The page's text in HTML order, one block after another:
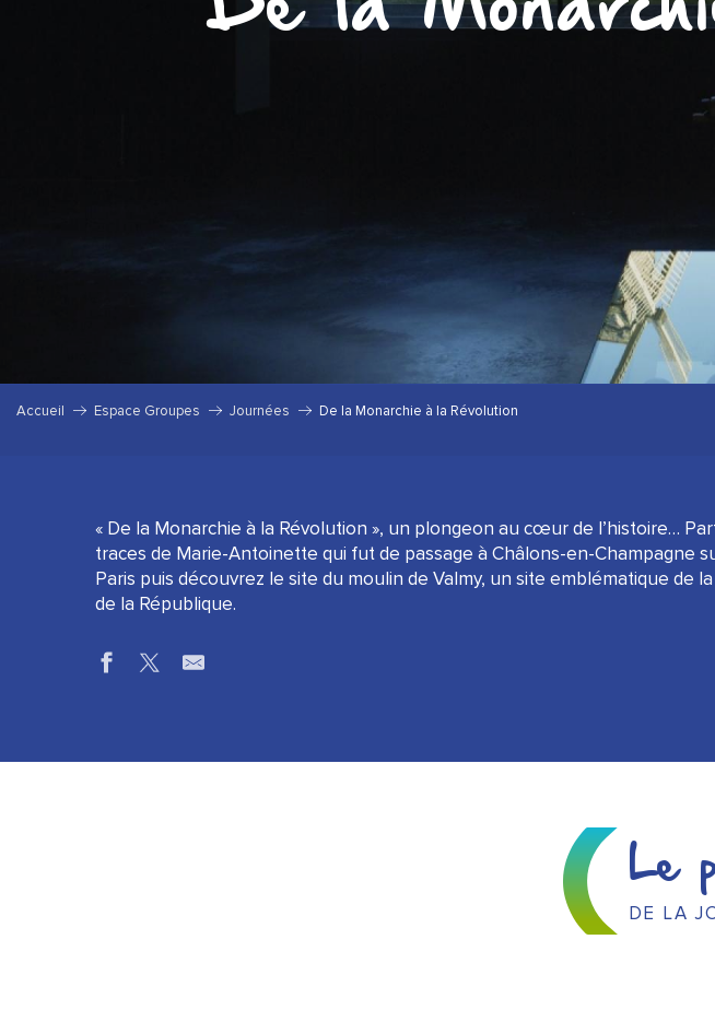
Accueil Espace Groupes Journées De la Monarchie à la Révolution
« De la Monarchie à la Révolution », un plongeon au cœur de l’histoire…
traces de Marie-Antoinette qui fut de passage à Châlons-en-Champagne
Paris puis découvrez le site du moulin de Valmy, un site emblématique de
de la République.
Le
DE LA